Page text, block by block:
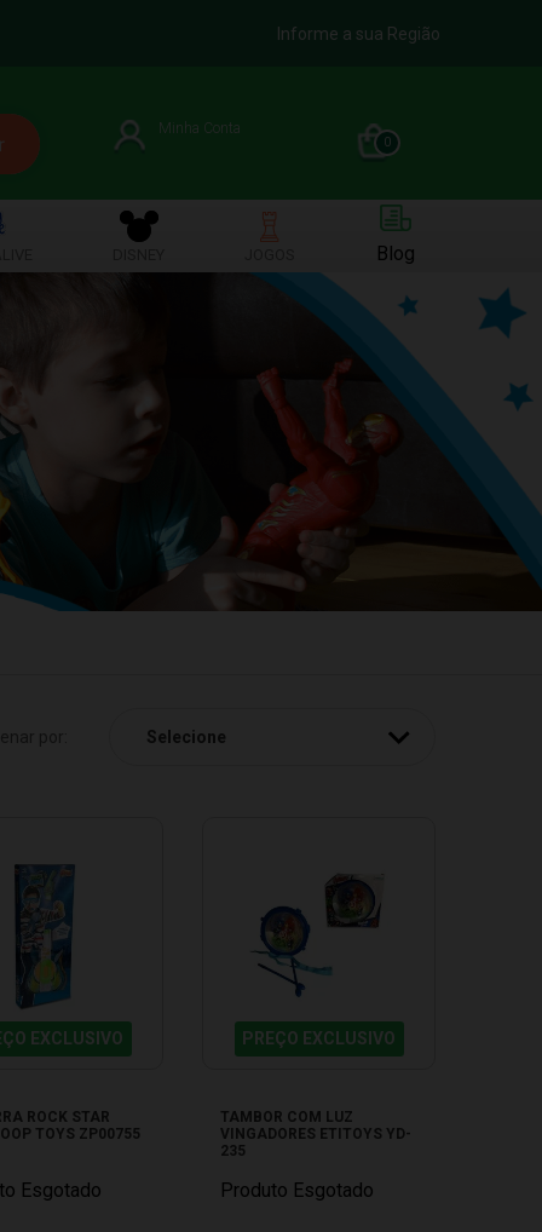
Informe a sua Região
Minha Conta
0
Blog
EXCLUSIVO
ROCK STAR
TOYS ZP00755
Esgotado
PREÇO EXCLUSIVO
TAMBOR COM LUZ
VINGADORES ETITOYS YD-
235
Produto Esgotado